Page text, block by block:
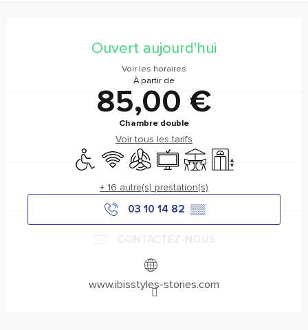
Ouvert aujourd'hui
Voir les horaires
À partir de
85,00 €
Chambre double
Voir tous les tarifs
Accès handicapés
WiFi Air conditionné
TélévisionTerrasseAscenseur
+ 16 autre(s) prestation(s)
03 10 14 82 ▒▒
www.ibisstyles-stories.com